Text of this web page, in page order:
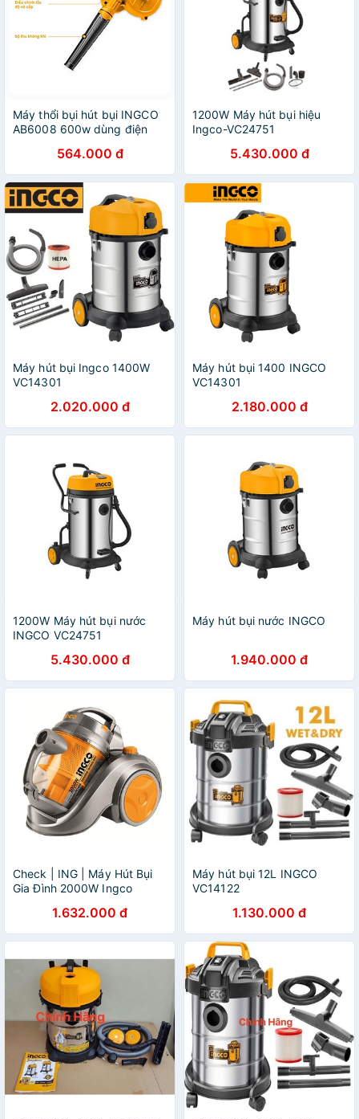
Máy thổi bụi hút bụi INGCO
AB6008 600w dùng điện
564.000 đ
1200W Máy hút bụi hiệu
Ingco-VC24751
5.430.000 đ
Máy hút bụi Ingco 1400W
VC14301
2.020.000 đ
Máy hút bụi 1400 INGCO
VC14301
2.180.000 đ
1200W Máy hút bụi nước
INGCO VC24751
5.430.000 đ
Máy hút bụi nước INGCO
1.940.000 đ
Check | ING | Máy Hút Bụi
Gia Đình 2000W Ingco
1.632.000 đ
Máy hút bụi 12L INGCO
VC14122
1.130.000 đ